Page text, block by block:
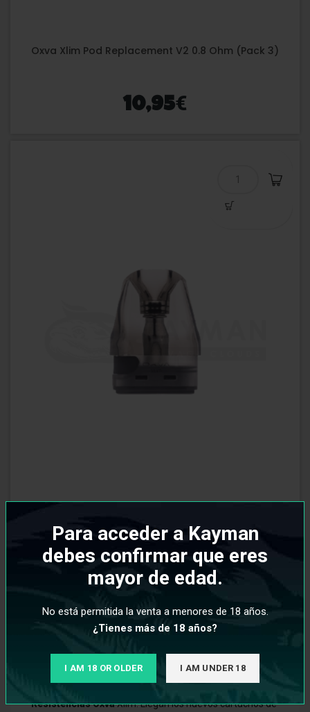
Para acceder a Kayman
debes confirmar que eres
mayor de edad.
No está permitida la venta a menores de 18 años.
¿Tienes más de 18 años?
I AM 18 OR OLDER I AM UNDER 18
Oxva Xlim Pod Replacement V2 0.8 Ohm (Pack 3)
10,95€
Oxva Xlim Pod Replacement V2 1.2 Ohm (Pack 3)
10,95 €
Resistencias Oxva Xlim
Resistencias OxvaXlim. Llegan los nuevos cartuchos de